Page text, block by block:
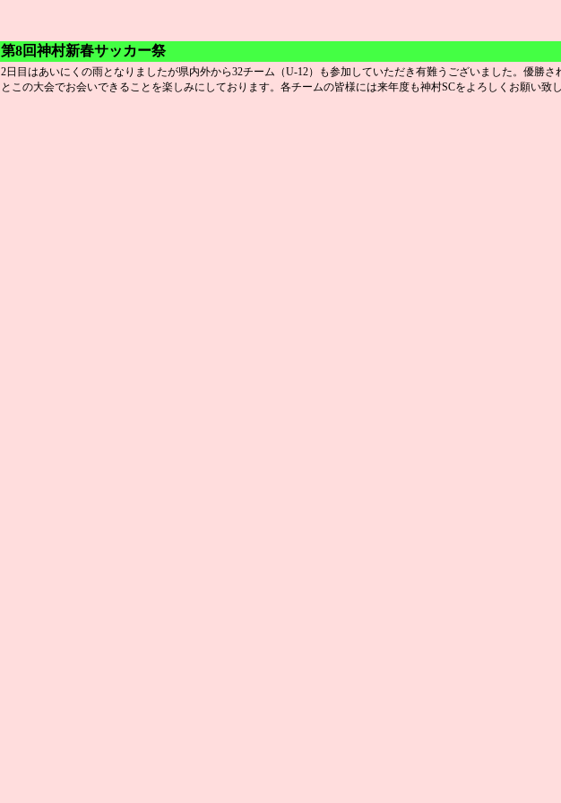
第8回神村新春サッカー祭
2日目はあいにくの雨となりましたが県内外から32チーム（U-12）も参加していただき有難うございました。優勝
とこの大会でお会いできることを楽しみにしております。各チームの皆様には来年度も神村SCをよろしくお願い致